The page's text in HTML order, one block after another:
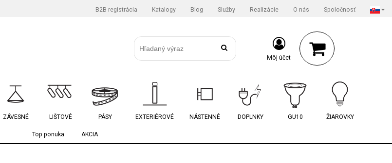
B2B registrácia Katalogy Blog Služby Realizácie O nás Spoločnosť
Môj účet
ZÁVESNÉ LIŠTOVÉ PÁSY EXTERIÉROVÉ NÁSTENNÉ DOPLNKY GU10 ŽIAROVKY
Top ponuka AKCIA